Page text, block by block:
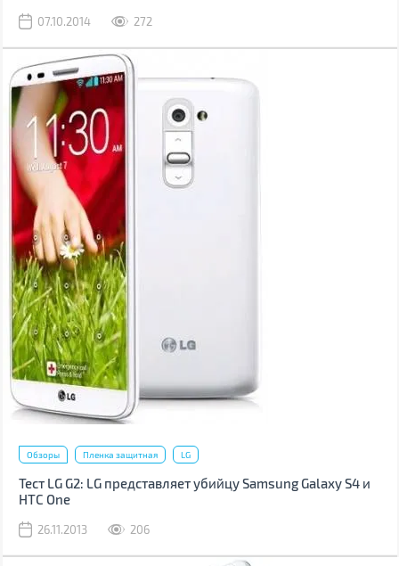
07.10.2014 272
Обзоры Пленка защитная LG
Тест LG G2: LG представляет убийцу Samsung Galaxy S4 и
HTC One
26.11.2013 206